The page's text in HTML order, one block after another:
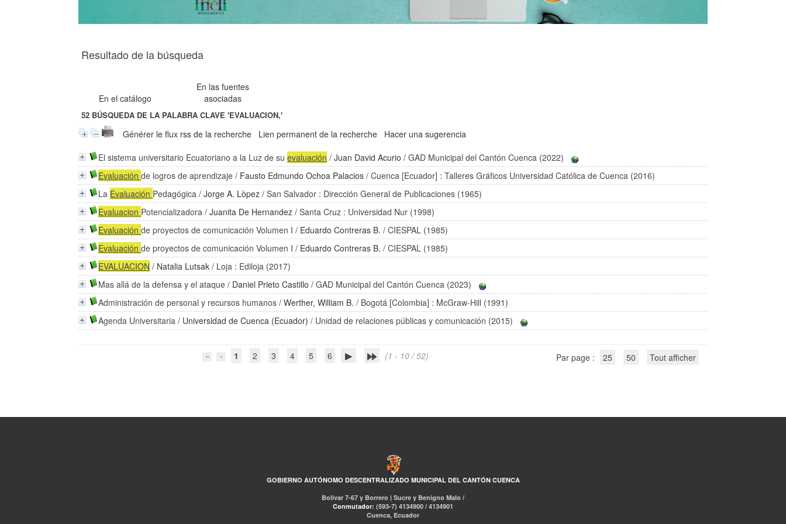
Resultado de la búsqueda
En el catálogo
En las fuentes
asociadas
52 BÚSQUEDA DE LA PALABRA CLAVE'EVALUACION,'
Générer le flux rss de la recherche Lien permanent de la recherche
Hacer una sugerencia
El sistema universitario Ecuatoriano a la Luz de suevaluación /Juan David Acurio / GAD Municipal del Cantón Cuenca (2022)
Evaluaciónde logros de aprendizaje / Fausto Edmundo Ochoa Palacios / Cuenca [Ecuador] : Talleres Gráficos Universidad Católica de Cuenca (2016)
La Evaluación Pedagógica /Jorge A. Lòpez / San Salvador : Dirección General de Publicaciones (1965)
Evaluacion Potencializadora /Juanita De Hernandez / Santa Cruz : Universidad Nur (1998)
Evaluaciónde proyectos de comunicación Volumen I / Eduardo Contreras B. / CIESPAL (1985)
Evaluaciónde proyectos de comunicación Volumen I / Eduardo Contreras B. / CIESPAL (1985)
EVALUACION / Natalia Lutsak / Loja : Ediloja (2017)
Mas allá de la defensa y el ataque / Daniel Prieto Castillo / GAD Municipal del Cantón Cuenca (2023)
Administración de personal y recursos humanos /Werther, William B. / Bogotá [Colombia] : McGraw-Hill (1991)
Agenda Universitaria / Universidad de Cuenca (Ecuador) / Unidad de relaciones públicas y comunicación (2015)
1 2 3 4 5 6 (1 - 10 / 52) Par page : 25 50 Tout afficher
GOBIERNO AUTÓNOMO DESCENTRALIZADO MUNICIPAL DEL CANTÓN CUENCA
Bolívar 7-67 y Borrero | Sucre y Benigno Malo /
Conmutador: (593-7) 4134900 / 4134901
Cuenca, Ecuador